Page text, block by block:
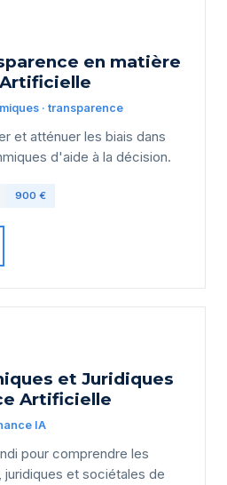
en matière
· transparence
et atténuer les biais dans
d'aide à la décision.
900 €
et Juridiques
Artificielle
IA
pour comprendre les
juridiques et sociétales de